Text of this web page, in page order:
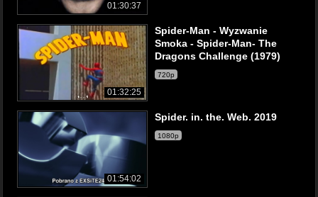
01:30:37
01:32:25
Spider-Man - Wyzwanie
Smoka - Spider-Man- The
Dragons Challenge (1979)
720p
01:54:02
Spider. in. the. Web. 2019
1080p